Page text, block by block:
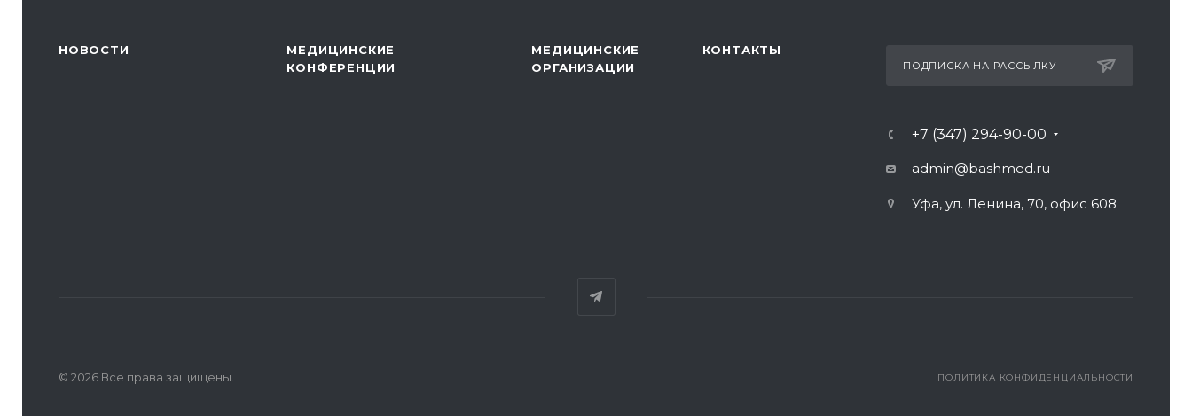
НОВОСТИ
МЕДИЦИНСКИЕ
КОНФЕРЕНЦИИ
МЕДИЦИНСКИЕ
ОРГАНИЗАЦИИ
КОНТАКТЫ
ПОДПИСКА НА РАССЫЛКУ
+7 (347) 294-90-00
admin@bashmed.ru
Уфа, ул. Ленина, 70, офис 608
ПОЛИТИКА КОНФИДЕНЦИАЛЬНОСТИ
© 2026 Все права защищены.